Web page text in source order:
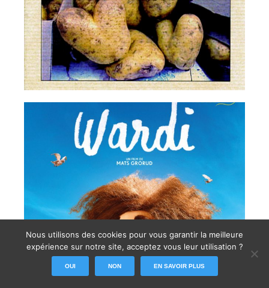
Nous utilisons des cookies pour vous garantir la meilleure
expérience sur notre site, acceptez vous leur utilisation ?
OUI NON EN SAVOIR PLUS